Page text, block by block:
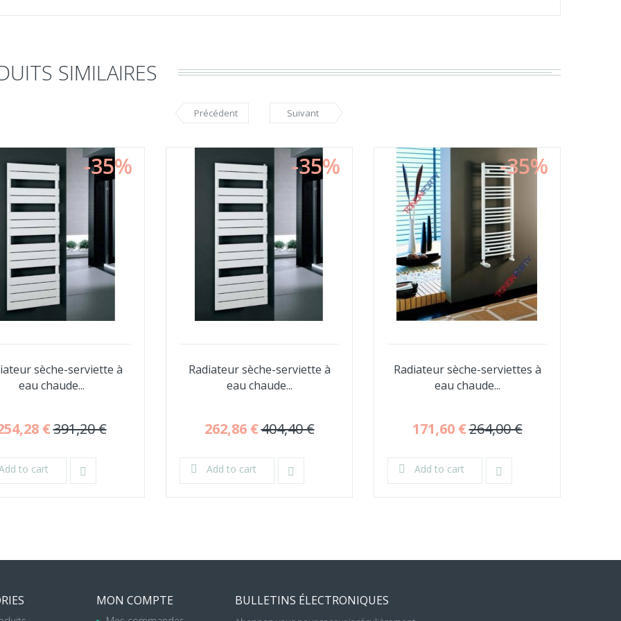
SIMILAIRES
-35%
sèche-serviette à
eau chaude...
€391,20 €
to cart
-35%
Radiateur sèche-serviette à
eau chaude...
262,86 €404,40 €
Add to cart
-35%
Radiateur sèche-serviettes à
eau chaude...
171,60 €264,00 €
Add to cart
Précédent Suivant
MON COMPTE BULLETINS ÉLECTRONIQUES